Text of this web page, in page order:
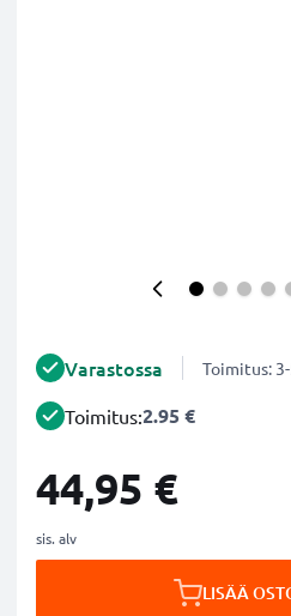
Varastossa Toimitus:
Toimitus:2.95 €
44,95 €
sis. alv
LISÄÄ